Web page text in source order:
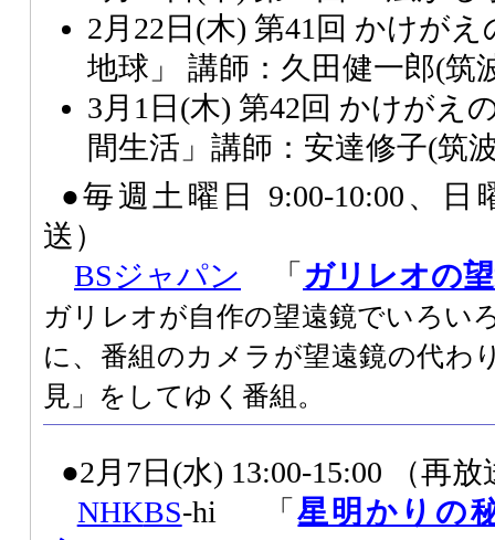
2月22日(木) 第41回 かけが
地球」 講師：久田健一郎(筑
3月1日(木) 第42回 かけがえ
間生活」講師：安達修子(筑
●毎週土曜日 9:00-10:00、日
送）
BSジャパン 「 ガリレオの
ガリレオが自作の望遠鏡でいろい
に、番組のカメラが望遠鏡の代わ
見」をしてゆく番組。
●2月7日(水) 13:00-15:00 （再放
NHKBS-hi 「星明かりの